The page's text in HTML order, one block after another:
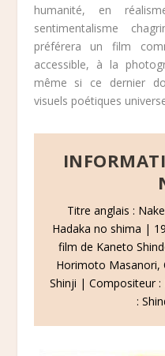
humanité, en
sentimentalisme
préférera un film
accessible, à la
même si ce dernier
visuels poétiques
Titre anglais :
Hadaka no shima |
film de Kaneto
Horimoto Masanori,
Shinji | Compositeur :
: